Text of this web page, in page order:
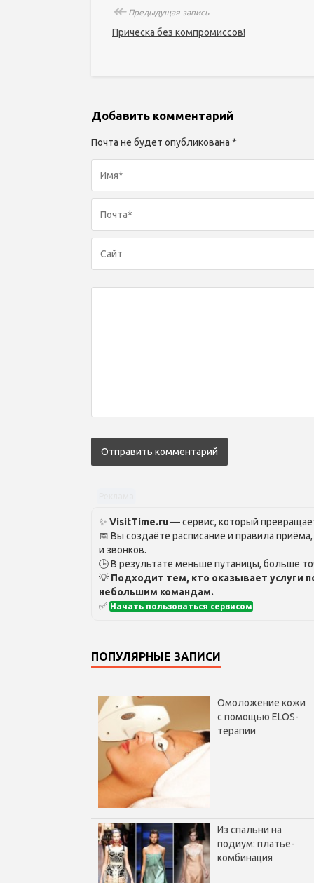
↞Предыдущая запись
Прическа без компромиссов!
Добавить комментарий
Почта не будет опубликована *
✨ VisitTime.ru— сервис, который
📅 Вы создаёте расписание и правила
и звонков.
🕒 В результате меньше путаницы, больше
💡 Подходит тем, кто оказывает услуги
небольшим командам.
✅ Начать пользоваться сервисом
ПОПУЛЯРНЫЕ ЗАПИСИ
Омоложение кожи
с помощью ELOS-
терапии
Из спальни на
подиум: платье-
комбинация